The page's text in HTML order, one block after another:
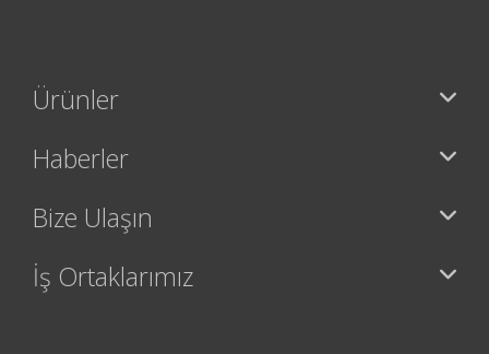
Ürünler
Haberler
Bize Ulaşın
İş Ortaklarımız